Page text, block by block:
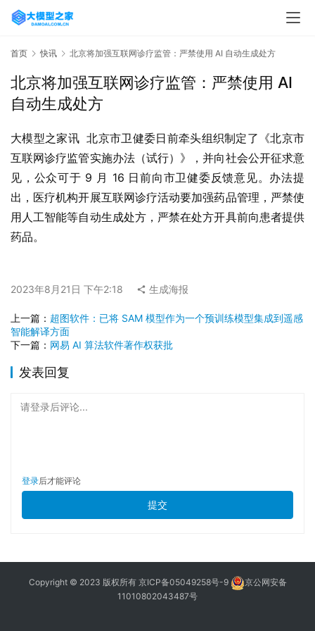
首页 快讯 北京将加强互联网诊疗监管：严禁使用 AI 自动生成处方
北京将加强互联网诊疗监管：严禁使用 AI
自动生成处方
大模型之家讯  北京市卫健委日前牵头组织制定了《北京市
互联网诊疗监管实施办法（试行）》，并向社会公开征求意
见，公众可于 9 月 16 日前向市卫健委反馈意见。办法提
出，医疗机构开展互联网诊疗活动要加强药品管理，严禁使
用人工智能等自动生成处方，严禁在处方开具前向患者提供
药品。
2023年8月21日 下午2:18 生成海报
上一篇： 超图软件：已将 SAM 模型作为一个预训练模型集成到遥感
智能解译方面
下一篇： 网易 AI 算法软件著作权获批
发表回复
请登录后评论...
登录后才能评论
提交
Copyright © 2023 版权所有 京ICP备05049258号-9
京公网安备
11010802043487号